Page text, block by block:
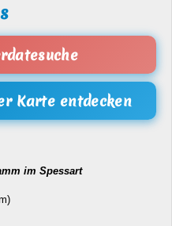
Karte entdecken
im Spessart